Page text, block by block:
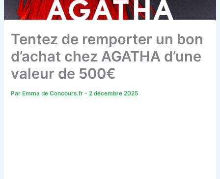
Tentez de remporter un bon
d’achat chez AGATHA d’une
valeur de 500€
ParEmma de Concours.fr-2 décembre 2025